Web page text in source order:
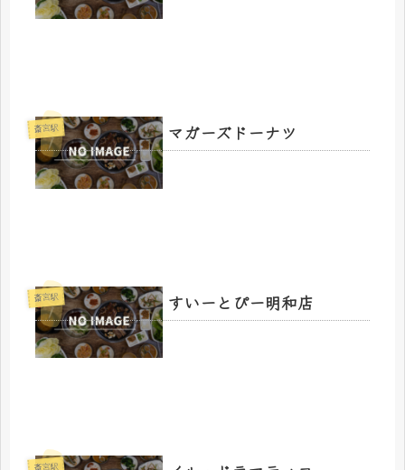
斎宮駅 マガーズドーナツ
斎宮駅 すいーとぴー明和店
斎宮駅